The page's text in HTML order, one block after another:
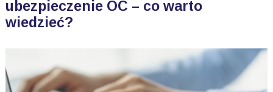
ubezpieczenie OC – co warto
wiedzieć?